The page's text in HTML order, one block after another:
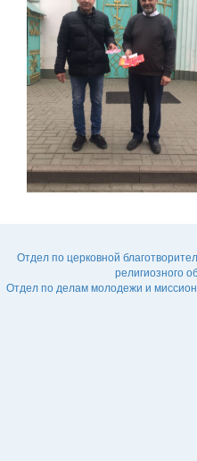
Отдел по церковной
религиозного
Отдел по делам молодежи и